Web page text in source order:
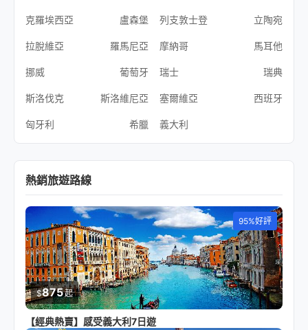
克羅埃西亞 盧森堡 列支敦士登 立陶宛
拉脫維亞 羅馬尼亞 摩納哥 馬耳他
挪威 葡萄牙 瑞士 瑞典
斯洛伐克 斯洛維尼亞 塞爾維亞 西班牙
匈牙利 希臘 義大利
熱銷旅遊路線
95%好評
$875起
【經典熱賣】感受義大利7日遊